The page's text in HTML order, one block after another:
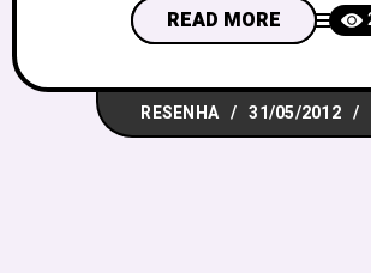
de nós! E será que você
Bem, depende… Se você é
jogo, já deve estar excitado
discussão
READ MORE
RESENHA 31/05/2012